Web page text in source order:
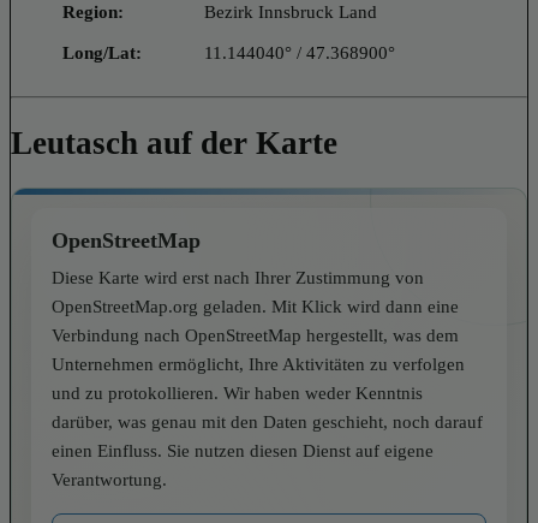
Region: Bezirk Innsbruck Land
Long/Lat: 11.144040° / 47.368900°
Leutasch auf der Karte
OpenStreetMap
Diese Karte wird erst nach Ihrer Zustimmung von
OpenStreetMap.org geladen. Mit Klick wird dann eine
Verbindung nach OpenStreetMap hergestellt, was dem
Unternehmen ermöglicht, Ihre Aktivitäten zu verfolgen
und zu protokollieren. Wir haben weder Kenntnis
darüber, was genau mit den Daten geschieht, noch darauf
einen Einfluss. Sie nutzen diesen Dienst auf eigene
Verantwortung.